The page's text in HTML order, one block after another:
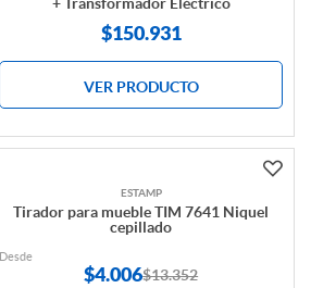
+ Transformador Eléctrico
$150.931
VER PRODUCTO
ESTAMP
Tirador para mueble TIM 7641 Niquel
cepillado
Desde
$4.006$13.352